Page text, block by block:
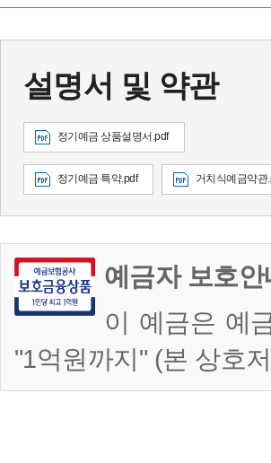
설명서 및 약관
정기예금 상품설명서.pdf
정기예금 특약.pdf 거치식예금약관
예금자 보호안
이 예금은 예
"1억원까지" (본 상호